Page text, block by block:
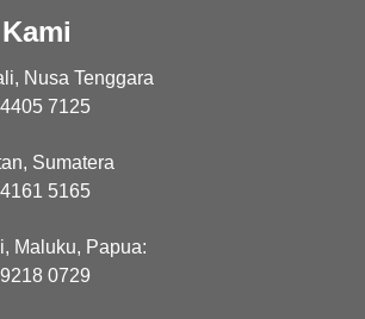
Nusa Tenggara
7125
Sumatera
5165
Maluku, Papua:
0729